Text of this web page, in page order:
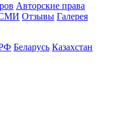
Авторские права
Отзывы Галерея
Беларусь Казахстан